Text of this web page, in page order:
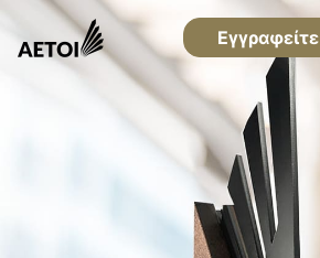
Εγγραφείτε